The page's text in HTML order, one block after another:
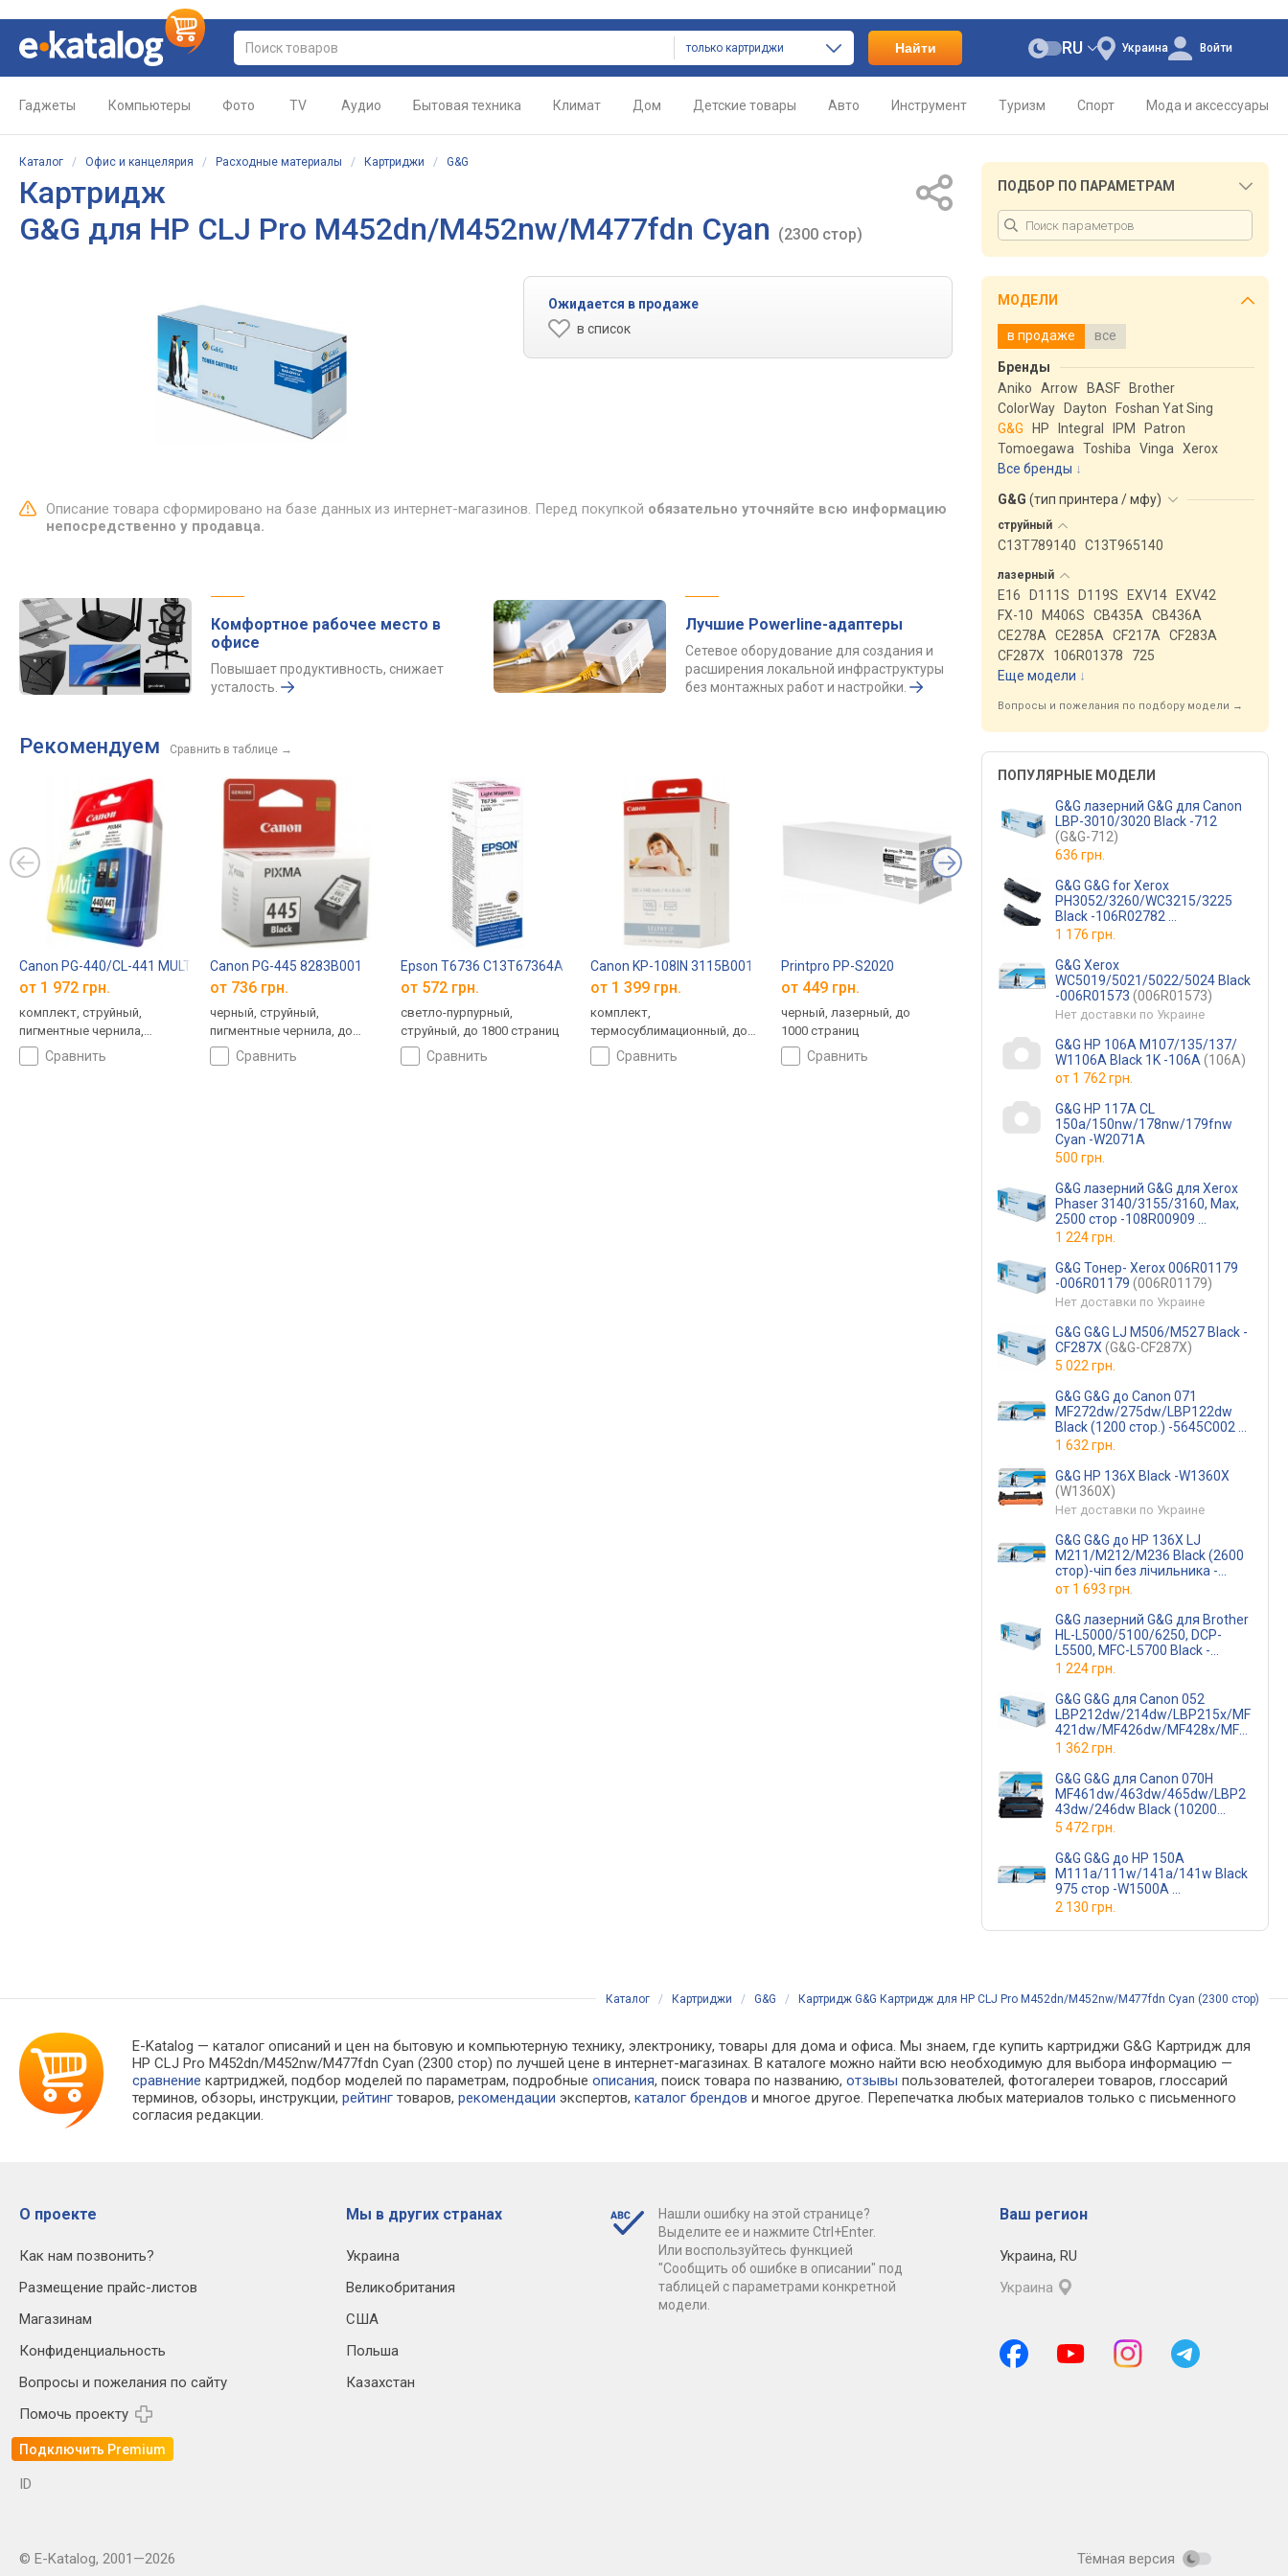
только картриджи Найти Украина
RU Войти
Гаджеты Компьютеры Фото TV Аудио Бытовая техника Климат Дом Детские товары Авто Инструмент Туризм Спорт Мода и аксессуары
Каталог / Офис и канцелярия / Расходные материалы / Картриджи / G&G
Картридж
G&G для HP СLJ Pro M452dn/M452nw/M477fdn Cyan (2300 стор)
Ожидается в продаже
в список
Описание товара сформировано на базе данных из интернет-магазинов. Перед покупкой обязательно уточняйте всю информацию
непосредственно у продавца.
Комфортное рабочее место в
офисе
Повышает продуктивность, снижает
усталость.
Лучшие Powerline-адаптеры
Сетевое оборудование для создания и
расширения локальной инфраструктуры
без монтажных работ и настройки.
Рекомендуем Сравнить в таблице →
Canon PG-440/CL-441 MULTI 5219B005
от 1 972 грн.
комплект, струйный,
пигментные чернила,
водорастворимые чернила,
до 360 страниц
сравнить
Canon PG-445 8283B001
от 736 грн.
черный, струйный,
пигментные чернила, до
180 страниц
сравнить
Epson T6736 C13T67364A
от 572 грн.
светло-пурпурный,
струйный, до 1800 страниц
сравнить
Canon KP-108IN 3115B001
от 1 399 грн.
комплект,
термосублимационный, до
108 страниц
сравнить
Printpro PP-S2020
от 449 грн.
черный, лазерный, до
1000 страниц
сравнить
Canon PG-84 8592B001
от 994 грн.
черный, струйный,
сравнить
от 1 299 грн.
черный, струйный,
сравнить
ПОДБОР ПО ПАРАМЕТРАМ
МОДЕЛИ
в продаже все
Бренды
Aniko
Arrow BASF
Brother
ColorWay
Dayton
Foshan Yat Sing
G&G
HP Integral IPM
Patron
Tomoegawa
Toshiba Vinga
Xerox
Все бренды
G&G (тип принтера / мфу)
струйный
C13T789140 C13T965140
лазерный
E16 D111S D119S EXV14
EXV42
FX-10
M406S CB435A
CB436A
CE278A
CE285A CF217A
CF283A
CF287X
106R01378
725
Еще модели ↓
Вопросы и пожелания по подбору модели →
ПОПУЛЯРНЫЕ МОДЕЛИ
G&G лазерний G&G для Canon
LBP-3010/3020 Black -712
(G&G-712)
636 грн.
G&G G&G for Xerox
PH3052/3260/WC3215/3225
Black -106R02782
(G&G-106R02782)
1 176 грн.
G&G Xerox
WC5019/5021/5022/5024 Black
-006R01573 (006R01573)
Нет доставки по Украине
G&G HP 106A M107/135/137/
W1106A Black 1K -106A (106A)
от 1 762 грн.
G&G HP 117A CL
150a/150nw/178nw/179fnw
Cyan -W2071A
500 грн.
G&G лазерний G&G для Xerox
Phaser 3140/3155/3160, Max,
2500 стор -108R00909
(G&G-108R00909)
1 224 грн.
G&G Тонер- Xerox 006R01179
-006R01179 (006R01179)
Нет доставки по Украине
G&G G&G LJ M506/M527 Black -
CF287X (G&G-CF287X)
5 022 грн.
G&G G&G до Canon 071
MF272dw/275dw/LBP122dw
Black (1200 стор.) -5645C002
(G&G-5645C002)
1 632 грн.
G&G HP 136X Black -W1360X
(W1360X)
Нет доставки по Украине
G&G G&G до HP 136X LJ
M211/M212/M236 Black (2600
стор)-чіп без лічильника -
W1360XNC(G&G-W1360XNC)
от 1 693 грн.
G&G лазерний G&G для Brother
HL-L5000/5100/6250, DCP-
L5500, MFC-L5700 Black -
TN3480(G&G-TN3480)
1 224 грн.
G&G G&G для Canon 052
LBP212dw/214dw/LBP215x/MF
421dw/MF426dw/MF428x/MF4
(G&G-052H)
1 362 грн.
G&G G&G для Canon 070H
MF461dw/463dw/465dw/LBP2
43dw/246dw Black (10200
стор.) -5640C002
(G&G-5640C002)
5 472 грн.
G&G G&G до HP 150A
M111a/111w/141a/141w Black
975 стор -W1500A
(G&G-W1500A)
2 130 грн.
Каталог / Картриджи / G&G / Картридж G&G Картридж для HP СLJ Pro M452dn/M452nw/M477fdn Cyan (2300 стор)
E-Katalog — каталог описаний и цен на бытовую и компьютерную технику, электронику, товары для дома и офиса. Мы знаем, где купить картриджи G&G Картридж для
HP СLJ Pro M452dn/M452nw/M477fdn Cyan (2300 стор) по лучшей цене в интернет-магазинах. В каталоге можно найти всю необходимую для выбора информацию —
сравнение картриджей, подбор моделей по параметрам, подробныеописания, поиск товара по названию,отзывы пользователей, фотогалереи товаров, глоссарий
терминов, обзоры, инструкции,рейтинг товаров,рекомендации экспертов,каталог брендов и многое другое. Перепечатка любых материалов только с письменного
согласия редакции.
О проекте
Как нам позвонить?
Размещение прайс-листов
Магазинам
Конфиденциальность
Вопросы и пожелания по сайту
Помочь проекту
Подключить Premium
Мы в других странах
Украина
Великобритания
США
Польша
Казахстан
Нашли ошибку на этой странице?
Выделите ее и нажмите Ctrl+Enter.
Или воспользуйтесь функцией
"Сообщить об ошибке в описании" под
таблицей с параметрами конкретной
модели.
Ваш регион
Украина, RU
Украина
ID
© E-Katalog, 2001—2026 Тёмная версия